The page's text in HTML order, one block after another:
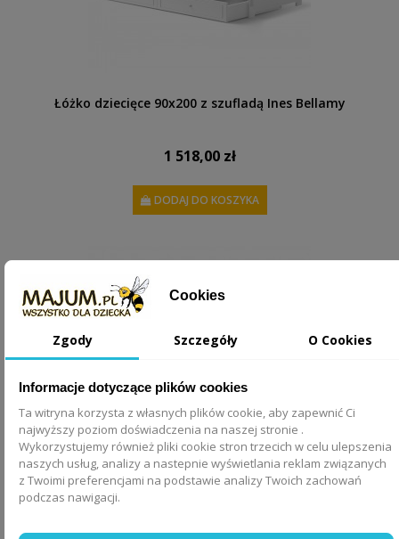
Łóżko dziecięce 90x200 z szufladą Ines Bellamy
1 518,00 zł
DODAJ DO KOSZYKA
Wysoka komoda Ines Bellamy
Cookies
Zgody Szczegóły O Cookies
Informacje dotyczące plików cookies
Ta witryna korzysta z własnych plików cookie, aby zapewnić Ci
najwyższy poziom doświadczenia na naszej stronie .
Wykorzystujemy również pliki cookie stron trzecich w celu ulepszenia
naszych usług, analizy a nastepnie wyświetlania reklam związanych
z Twoimi preferencjami na podstawie analizy Twoich zachowań
podczas nawigacji.